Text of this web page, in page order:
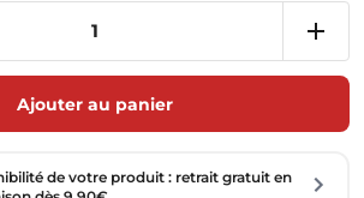
Ajouter au panier
de votre produit : retrait gratuit en